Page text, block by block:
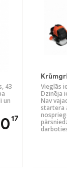
43
un
17
Vieglās
Dzinēja
Nav
startera